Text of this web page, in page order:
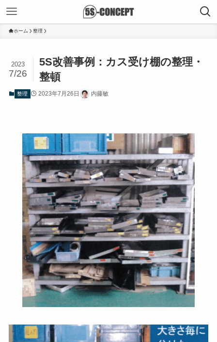
ホーム 整理
5S改善事例：カス受け棚の整理・
整頓
2023
7/26
整理 2023年7月26日 内藤敏